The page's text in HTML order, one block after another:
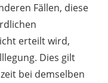
Fällen, diese
erteilt wird,
Dies gilt
bei demselben